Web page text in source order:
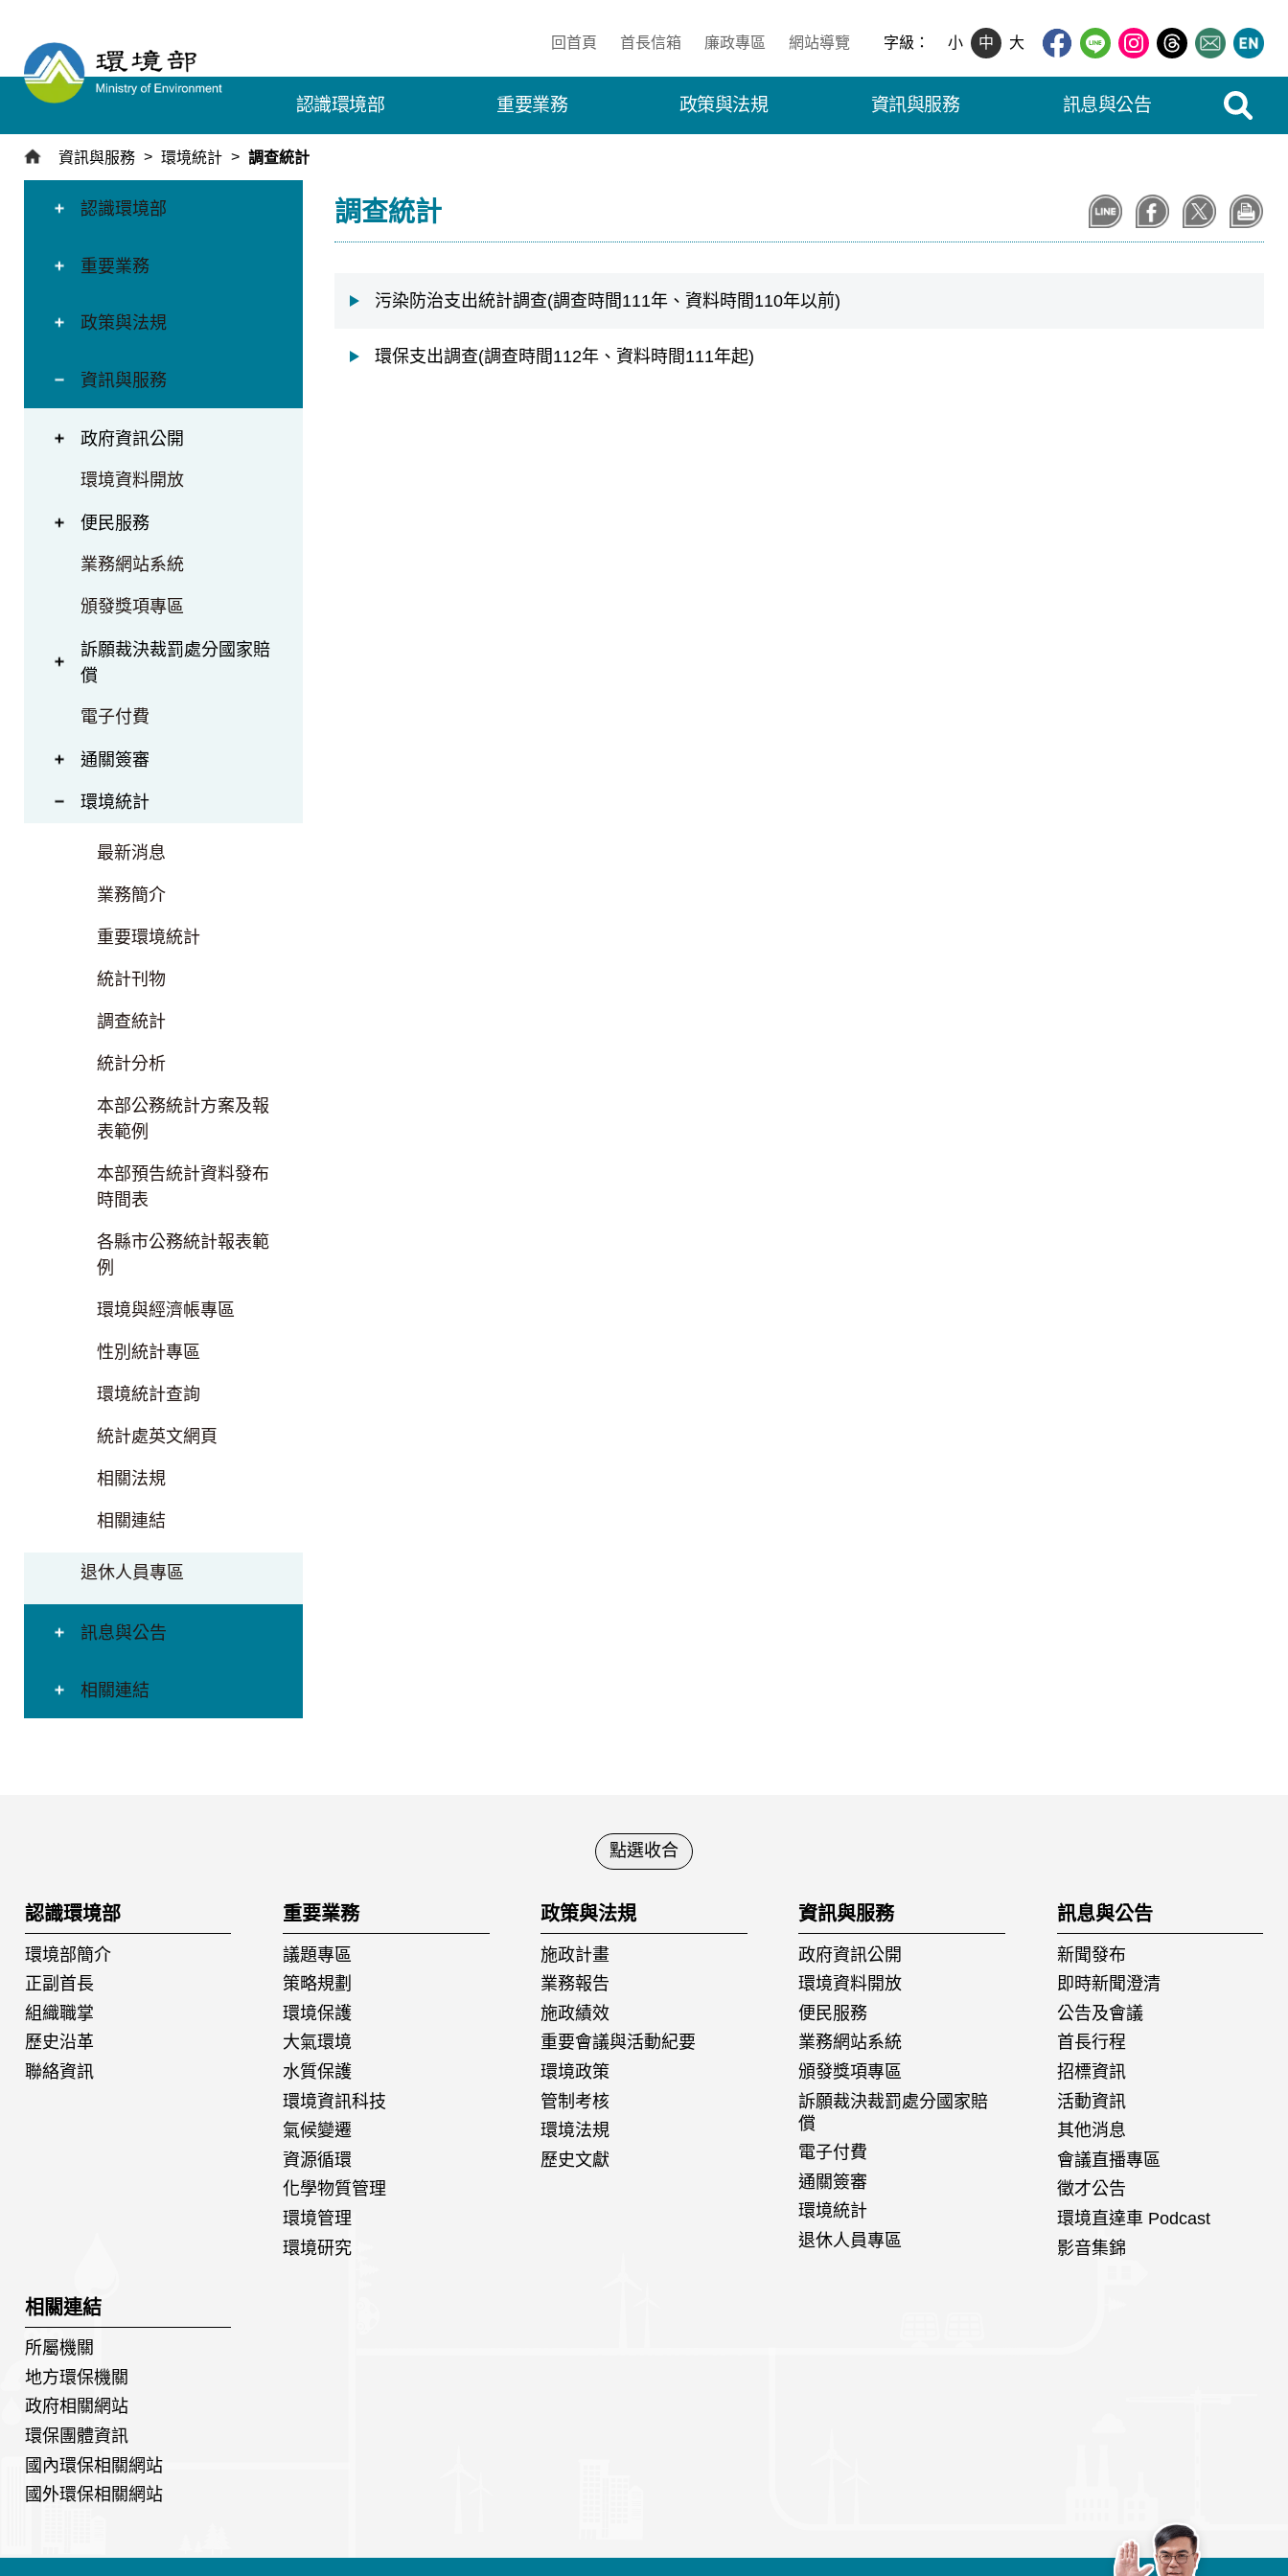
容
回首頁 首長信箱 廉政專區 網站導覽 字級： 小 中 大
認識環境部 重要業務 政策與法規 資訊與服務 訊息與公告
展開搜尋
資訊與服務 環境統計 調查統計
認識環境部
重要業務
政策與法規
資訊與服務
政府資訊公開
環境資料開放
便民服務
業務網站系統
頒發獎項專區
訴願裁決裁罰處分國家賠
償
電子付費
通關簽審
環境統計
最新消息
業務簡介
重要環境統計
統計刊物
調查統計
統計分析
本部公務統計方案及報
表範例
本部預告統計資料發布
時間表
各縣市公務統計報表範
例
環境與經濟帳專區
性別統計專區
環境統計查詢
統計處英文網頁
相關法規
相關連結
退休人員專區
訊息與公告
相關連結
調查統計
污染防治支出統計調查(調查時間111年、資料時間110年以前)
環保支出調查(調查時間112年、資料時間111年起)
點選收合
認識環境部
環境部簡介
正副首長
組織職掌
歷史沿革
聯絡資訊
重要業務
議題專區
策略規劃
環境保護
大氣環境
水質保護
環境資訊科技
氣候變遷
資源循環
化學物質管理
環境管理
環境研究
政策與法規
施政計畫
業務報告
施政績效
重要會議與活動紀要
環境政策
管制考核
環境法規
歷史文獻
資訊與服務
政府資訊公開
環境資料開放
便民服務
業務網站系統
頒發獎項專區
訴願裁決裁罰處分國家賠
償
電子付費
通關簽審
環境統計
退休人員專區
訊息與公告
新聞發布
即時新聞澄清
公告及會議
首長行程
招標資訊
活動資訊
其他消息
會議直播專區
徵才公告
環境直達車 Podcast
影音集錦
相關連結
所屬機關
地方環保機關
政府相關網站
環保團體資訊
國內環保相關網站
國外環保相關網站